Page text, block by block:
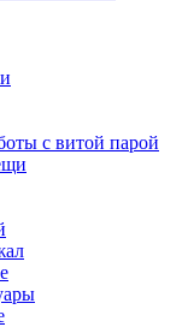
с витой парой